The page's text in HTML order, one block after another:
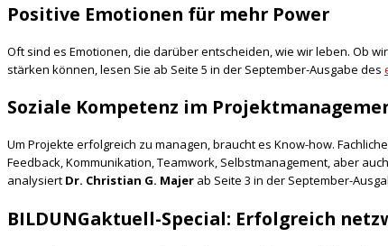
Positive Emotionen für mehr Power
Oft sind es Emotionen, die darüber entscheiden, wie wir leben. Ob
stärken können, lesen Sie ab Seite 5 in der September-Ausgabe des
Soziale Kompetenz im
Um Projekte erfolgreich zu managen, braucht es Know-how.
Feedback, Kommunikation, Teamwork, Selbstmanagement, aber
analysiert Dr. Christian G. Majer ab Seite 3 in der September-
BILDUNGaktuell-Special: Erfolgreich